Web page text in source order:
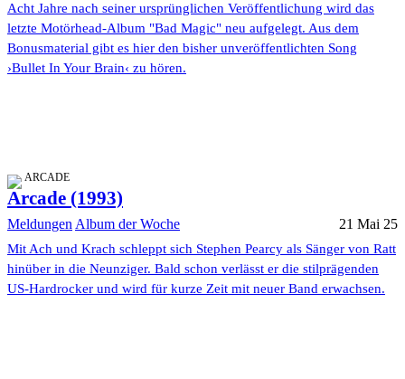
Acht Jahre nach seiner ursprünglichen Veröffentlichung wird das
letzte Motörhead-Album "Bad Magic" neu aufgelegt. Aus dem
Bonusmaterial gibt es hier den bisher unveröffentlichten Song
›Bullet In Your Brain‹ zu hören.
ARCADE
Arcade (1993)
MeldungenAlbum der Woche 21 Mai 25
Mit Ach und Krach schleppt sich Stephen Pearcy als Sänger von Ratt
hinüber in die Neunziger. Bald schon verlässt er die stilprägenden
US-Hardrocker und wird für kurze Zeit mit neuer Band erwachsen.